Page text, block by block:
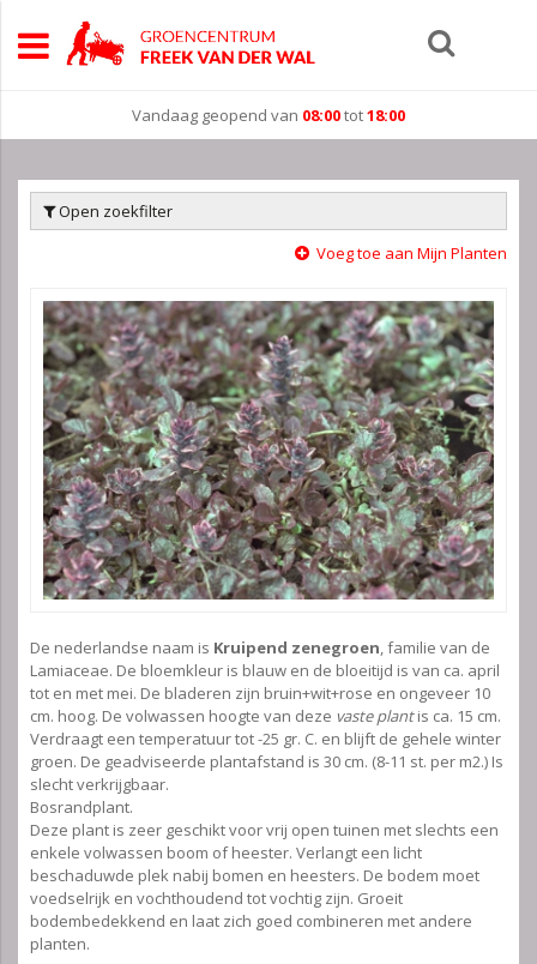
Vandaag geopend van 08:00tot18:00
Open zoekfilter
Voeg toe aan Mijn Planten
De nederlandse naam is Kruipend zenegroen, familie van de
Lamiaceae. De bloemkleur is blauw en de bloeitijd is van ca. april
tot en met mei. De bladeren zijn bruin+wit+rose en ongeveer 10
cm. hoog. De volwassen hoogte van deze vaste plantis ca. 15 cm.
Verdraagt een temperatuur tot -25 gr. C. en blijft de gehele winter
groen. De geadviseerde plantafstand is 30 cm. (8-11 st. per m2.) Is
slecht verkrijgbaar.
Bosrandplant.
Deze plant is zeer geschikt voor vrij open tuinen met slechts een
enkele volwassen boom of heester. Verlangt een licht
beschaduwde plek nabij bomen en heesters. De bodem moet
voedselrijk en vochthoudend tot vochtig zijn. Groeit
bodembedekkend en laat zich goed combineren met andere
planten.